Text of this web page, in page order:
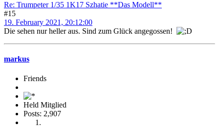
Re: Trumpeter 1/35 1K17 Szhatie **Das Modell**
#15
19. February 2021, 20:12:00
Die sehen nur heller aus. Sind zum Glück angegossen!
markus
Friends
Held Mitglied
Posts: 2,907